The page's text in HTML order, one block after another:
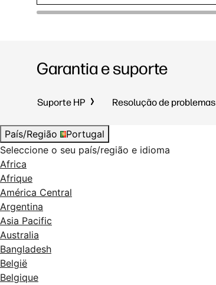
Garantia e suporte
Suporte HP Resolução de problemas
País/Região
Portugal
Seleccione o seu país/região e idioma
Africa
Afrique
América Central
Argentina
Asia Pacific
Australia
Bangladesh
België
Belgique